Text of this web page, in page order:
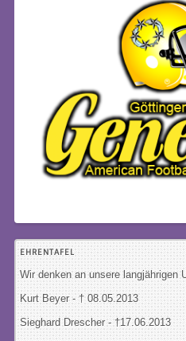
EHRENTAFEL
Wir denken an unsere langjährigen
Kurt Beyer - † 08.05.2013
Sieghard Drescher- †17.06.2013